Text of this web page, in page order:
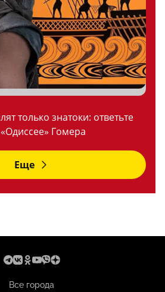
только знатоки: ответьте
Гомера
Еще
Все города